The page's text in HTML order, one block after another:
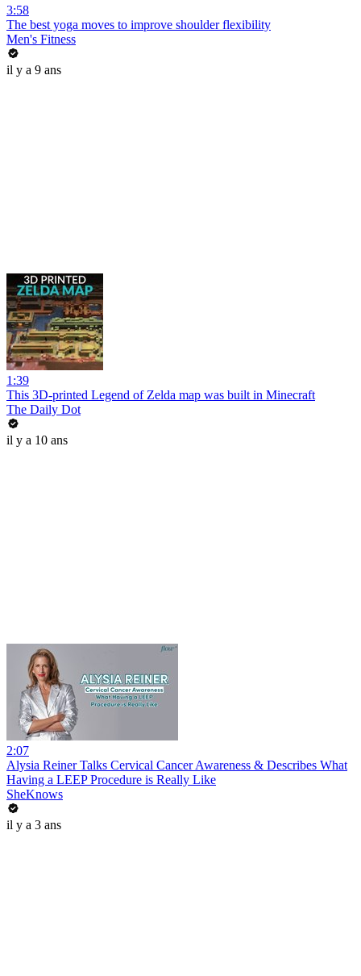
3:58
The best yoga moves to improve shoulder flexibility
Men's Fitness
il y a 9 ans
1:39
This 3D-printed Legend of Zelda map was built in Minecraft
The Daily Dot
il y a 10 ans
2:07
Alysia Reiner Talks Cervical Cancer Awareness & Describes What
Having a LEEP Procedure is Really Like
SheKnows
il y a 3 ans